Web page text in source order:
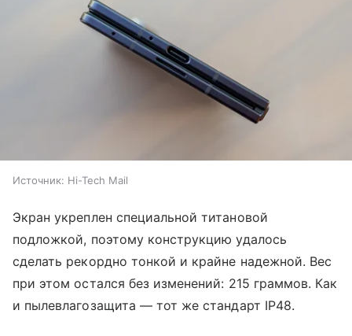
Источник: Hi-Tech Mail
Экран укреплен специальной титановой
подложкой, поэтому конструкцию удалось
сделать рекордно тонкой и крайне надежной. Вес
при этом остался без изменений: 215 граммов. Как
и пылевлагозащита — тот же стандарт IP48.